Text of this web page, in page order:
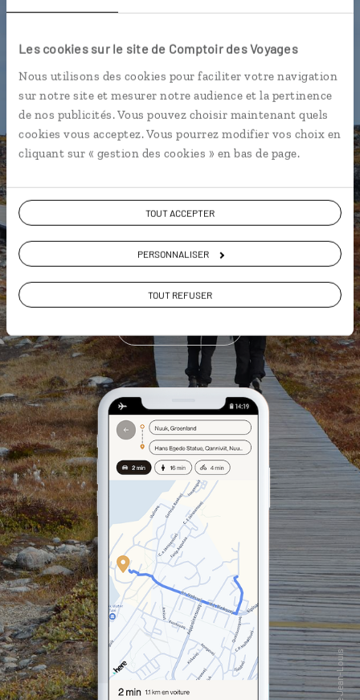
Les cookies sur le site de Comptoir des Voyages
Nous utilisons des cookies pour faciliter votre navigation
sur notre site et mesurer notre audience et la pertinence
de nos publicités. Vous pouvez choisir maintenant quels
cookies vous acceptez. Vous pourrez modifier vos choix en
cliquant sur « gestion des cookies » en bas de page.
TOUT ACCEPTER
PERSONNALISER
TOUT REFUSER
Luciole,
l'appli qui vous guide au
Groenland
L’itinéraire vers votre hôtel en 1
Une utilisation gratuite, hors
Les plus beaux sites naturels
L'album souvenirs à composer
vous-même